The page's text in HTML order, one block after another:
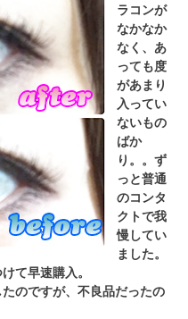
ラコンが
なかなか
なく、あ
っても度
があまり
入ってい
ないもの
ばか
り。。ず
っと普通
のコンタ
クトで我
慢してい
ました。
て早速購入。
のですが、不良品だったの